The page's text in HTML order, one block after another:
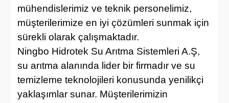
mühendislerimiz ve teknik personelimiz,
müşterilerimize en iyi çözümleri sunmak için
sürekli olarak çalışmaktadır.
Ningbo Hidrotek Su Arıtma Sistemleri A.Ş,
su arıtma alanında lider bir firmadır ve su
temizleme teknolojileri konusunda yenilikçi
yaklaşımlar sunar. Müşterilerimizin